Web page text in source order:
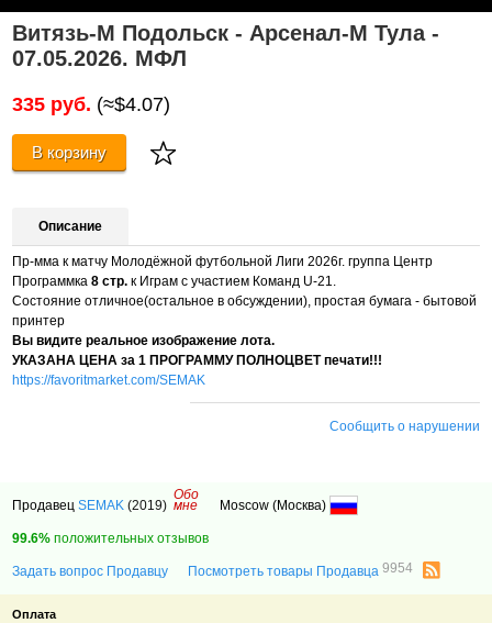
Витязь-М Подольск - Арсенал-М Тула -
07.05.2026. МФЛ
335 руб. (≈$4.07)
В корзину
Описание
Пр-мма к матчу Молодёжной футбольной Лиги 2026г. группа Центр
Программка8 стр. к Играм с участием Команд U-21.
Состояние отличное(остальное в обсуждении), простая бумага - бытовой
принтер
Вы видите реальное изображение лота.
УКАЗАНА ЦЕНА за 1 ПРОГРАММУ ПОЛНОЦВЕТ печати!!!
https://favoritmarket.com/SEMAK
Сообщить о нарушении
ПродавецSEMAK (2019)
Обо
мне Moscow (Moсква)
99.6% положительных отзывов
Задать вопрос Продавцу Посмотреть товары Продавца9954
Оплата